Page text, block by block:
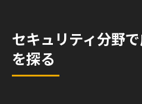
セキュリティ分野
を探る